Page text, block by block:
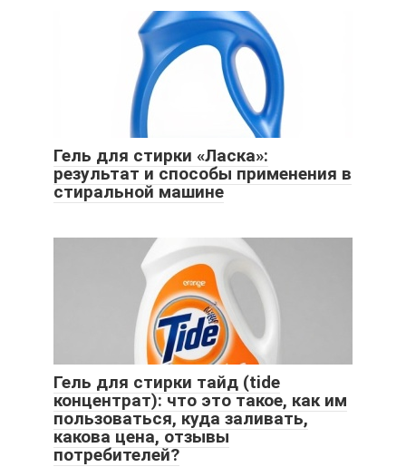
Гель для стирки «Ласка»:
результат и способы применения в
стиральной машине
Гель для стирки тайд (tide
концентрат): что это такое, как им
пользоваться, куда заливать,
какова цена, отзывы
потребителей?